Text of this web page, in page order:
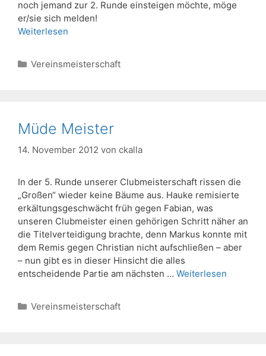
noch jemand zur 2. Runde einsteigen möchte, möge
er/sie sich melden!
Weiterlesen
Kategorien
Vereinsmeisterschaft
Müde Meister
14. November 2012 von ckalla
In der 5. Runde unserer Clubmeisterschaft rissen die
„Großen“ wieder keine Bäume aus. Hauke remisierte
erkältungsgeschwächt früh gegen Fabian, was
unseren Clubmeister einen gehörigen Schritt näher an
die Titelverteidigung brachte, denn Markus konnte mit
dem Remis gegen Christian nicht aufschließen – aber
– nun gibt es in dieser Hinsicht die alles
entscheidende Partie am nächsten … Weiterlesen
Kategorien
Vereinsmeisterschaft